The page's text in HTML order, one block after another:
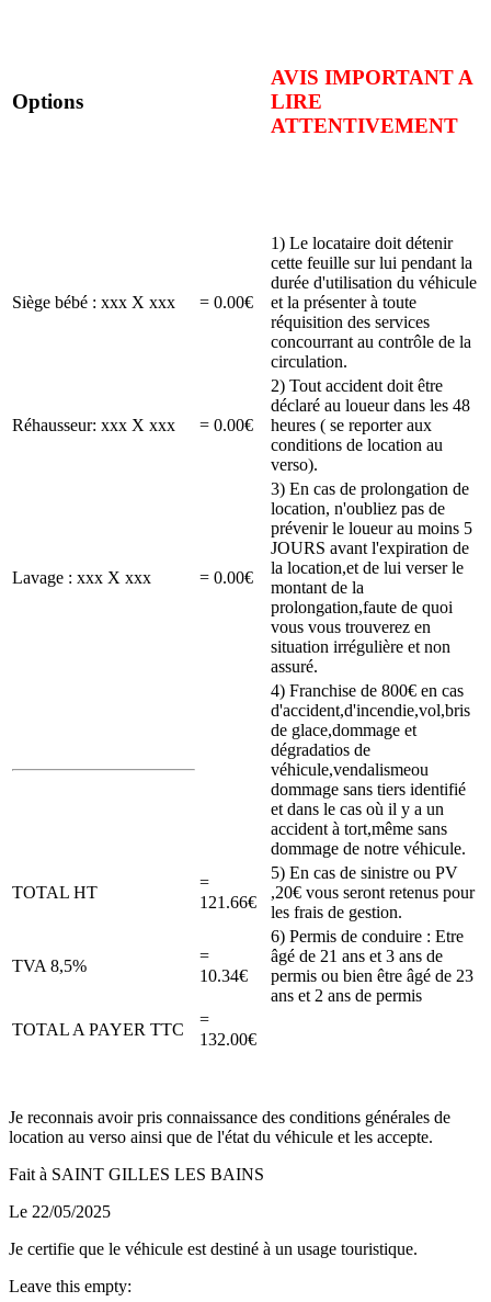
Options
AVIS IMPORTANT A
LIRE
ATTENTIVEMENT
Siège bébé : xxx X xxx = 0.00€
1) Le locataire doit détenir
cette feuille sur lui pendant la
durée d'utilisation du véhicule
et la présenter à toute
réquisition des services
concourrant au contrôle de la
circulation.
Réhausseur: xxx X xxx = 0.00€
2) Tout accident doit être
déclaré au loueur dans les 48
heures ( se reporter aux
conditions de location au
verso).
Lavage : xxx X xxx = 0.00€
3) En cas de prolongation de
location, n'oubliez pas de
prévenir le loueur au moins 5
JOURS avant l'expiration de
la location,et de lui verser le
montant de la
prolongation,faute de quoi
vous vous trouverez en
situation irrégulière et non
assuré.
4) Franchise de 800€ en cas
d'accident,d'incendie,vol,bris
de glace,dommage et
dégradatios de
véhicule,vendalismeou
dommage sans tiers identifié
et dans le cas où il y a un
accident à tort,même sans
dommage de notre véhicule.
TOTAL HT
=
121.66€
5) En cas de sinistre ou PV
,20€ vous seront retenus pour
les frais de gestion.
TVA 8,5%
=
10.34€
6) Permis de conduire : Etre
âgé de 21 ans et 3 ans de
permis ou bien être âgé de 23
ans et 2 ans de permis
TOTAL A PAYER TTC
=
132.00€
Je reconnais avoir pris connaissance des conditions générales de
location au verso ainsi que de l'état du véhicule et les accepte.
Fait à SAINT GILLES LES BAINS
Le 22/05/2025
Je certifie que le véhicule est destiné à un usage touristique.
Leave this empty: